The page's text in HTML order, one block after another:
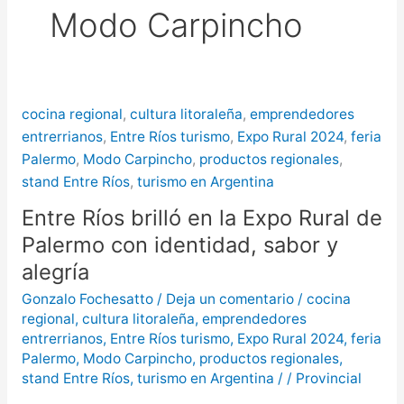
más de $580 millones
puntos de Concordia
Modo Carpincho
cocina regional, cultura litoraleña, emprendedores
entrerrianos, Entre Ríos turismo, Expo Rural 2024, feria
Palermo, Modo Carpincho, productos regionales,
stand Entre Ríos, turismo en Argentina
Entre Ríos brilló en la Expo Rural de
Palermo con identidad, sabor y
alegría
Gonzalo Fochesatto / Deja un comentario / cocina
regional, cultura litoraleña, emprendedores
entrerrianos, Entre Ríos turismo, Expo Rural 2024, feria
Palermo, Modo Carpincho, productos regionales,
stand Entre Ríos, turismo en Argentina / / Provincial